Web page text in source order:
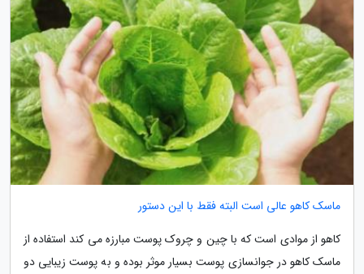
ماسک کاهو عالی است البته فقط با این دستور
کاهو از موادی است که با چین و چروک پوست مبارزه می کند استفاده از
ماسک کاهو در جوانسازی پوست بسیار موثر بوده و به پوست زیبایی دو